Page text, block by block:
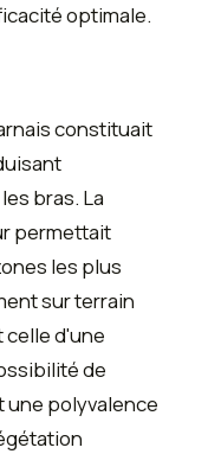
optimale.
constituait
bras. La
permettait
les plus
sur terrain
d'une
de
une polyvalence